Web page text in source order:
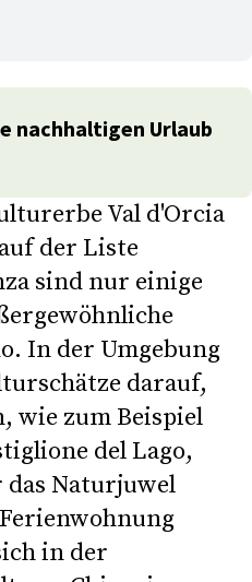
nachhaltigen Urlaub
Val d'Orcia
der Liste
sind nur einige
In der Umgebung
darauf,
wie zum Beispiel
del Lago,
das Naturjuwel
in der